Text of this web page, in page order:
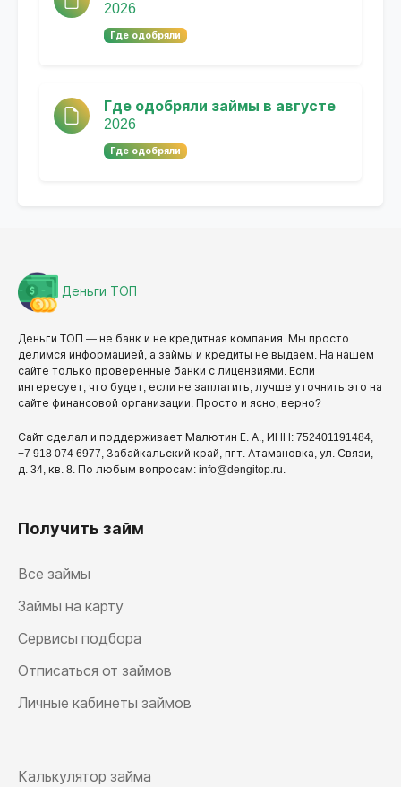
2026
Где одобряли
Где одобряли займы в августе
2026
Где одобряли
Деньги ТОП
Деньги ТОП — не банк и не кредитная компания. Мы просто
делимся информацией, а займы и кредиты не выдаем. На нашем
сайте только проверенные банки с лицензиями. Если
интересует, что будет, если не заплатить, лучше уточнить это на
сайте финансовой организации. Просто и ясно, верно?
Сайт сделал и поддерживает Малютин Е. А., ИНН: 752401191484,
+7 918 074 6977, Забайкальский край, пгт. Атамановка, ул. Связи,
д. 34, кв. 8. По любым вопросам: info@dengitop.ru.
Получить займ
Все займы
Займы на карту
Сервисы подбора
Отписаться от займов
Личные кабинеты займов
Калькулятор займа